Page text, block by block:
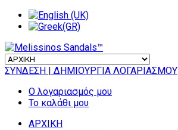
ΣΥΝΔΕΣΗ | ΔΗΜΙΟΥΡΓΙΑ ΛΟΓΑΡΙΑΣΜΟΥ
Ο λογαριασμός μου
Το καλάθι μου
ΑΡΧΙΚΗ